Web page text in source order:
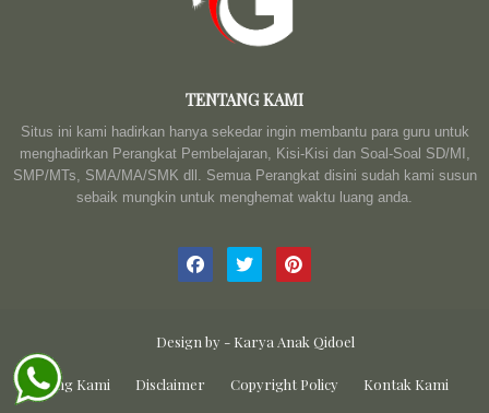
TENTANG KAMI
Situs ini kami hadirkan hanya sekedar ingin membantu para guru untuk
menghadirkan Perangkat Pembelajaran, Kisi-Kisi dan Soal-Soal SD/MI,
SMP/MTs, SMA/MA/SMK dll. Semua Perangkat disini sudah kami susun
sebaik mungkin untuk menghemat waktu luang anda.
Design by - Karya Anak Qidoel
Tentang Kami Disclaimer Copyright Policy Kontak Kami